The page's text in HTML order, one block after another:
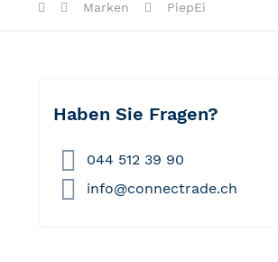
Marken PiepEi
Haben Sie Fragen?
044 512 39 90
info@connectrade.ch